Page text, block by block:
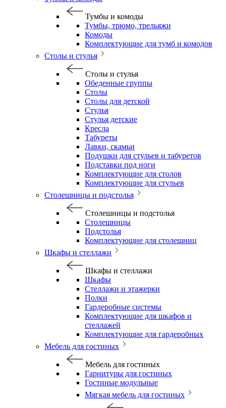
Тумбы и комоды
Тумбы, трюмо, трельяжи
Комоды
Комплектующие для тумб и комодов
Столы и стулья
Столы и стулья
Обеденные группы
Столы
Столы для детской
Стулья
Стулья детские
Кресла
Табуреты
Лавки, скамьи
Подушки для стульев и табуретов
Подставки под ноги
Комплектующие для столов
Комплектующие для стульев
Столешницы и подстолья
Столешницы и подстолья
Столешницы
Подстолья
Комплектующие для столешниц
Шкафы и стеллажи
Шкафы и стеллажи
Шкафы
Стеллажи и этажерки
Полки
Гардеробные системы
Комплектующие для шкафов и
стеллажей
Комплектующие для гардеробных
Мебель для гостиных
Мебель для гостиных
Гарнитуры для гостиных
Гостиные модульные
Мягкая мебель для гостиных